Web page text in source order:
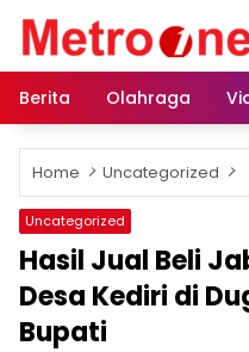
content
Berita
Olahraga
Home Uncategorized
Uncategorized
Hasil Jual Beli
Desa Kediri di
Bupati